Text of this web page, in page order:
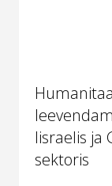
Iisraelis ja
sektoris